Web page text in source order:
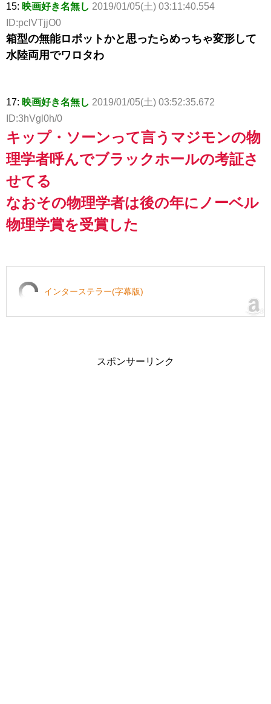
15: 映画好き名無し 2019/01/05(土) 03:11:40.554
ID:pclVTjjO0
箱型の無能ロボットかと思ったらめっちゃ変形して
水陸両用でワロタわ
17: 映画好き名無し 2019/01/05(土) 03:52:35.672
ID:3hVgl0h/0
キップ・ソーンって言うマジモンの物
理学者呼んでブラックホールの考証さ
せてる
なおその物理学者は後の年にノーベル
物理学賞を受賞した
インターステラー(字幕版)
スポンサーリンク